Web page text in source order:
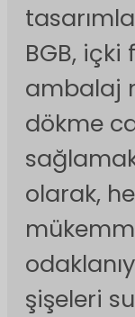
BGB,
ambalaj
dökme
olarak,
şişeleri